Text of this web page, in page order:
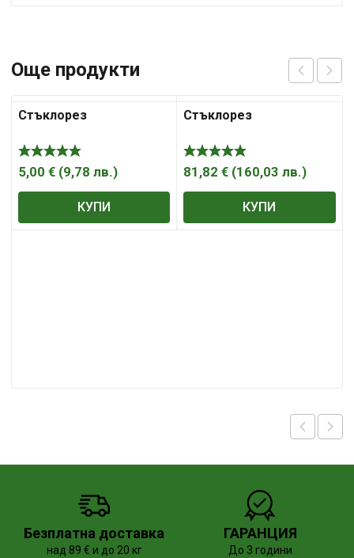
Още продукти
Стъклорез
5,00 € (9,78 лв.)
КУПИ
Стъклорез
81,82€ (160,03лв.)
КУПИ
Безплатна доставка
над 89 € и до 20 кг
ГАРАНЦИЯ
До 3 години